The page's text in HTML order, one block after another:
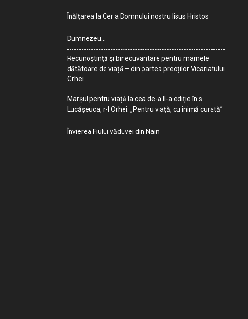
Înălțarea la Cer a Domnului nostru Iisus Hristos
Dumnezeu…
Recunoștință și binecuvântare pentru mamele
dătătoare de viață – din partea preoților Vicariatului
Orhei
Marșul pentru viață la cea de-a II-a ediție în s.
Lucășeuca, r-l Orhei: „Pentru viață, cu inimă curată”
Învierea Fiului văduvei din Nain